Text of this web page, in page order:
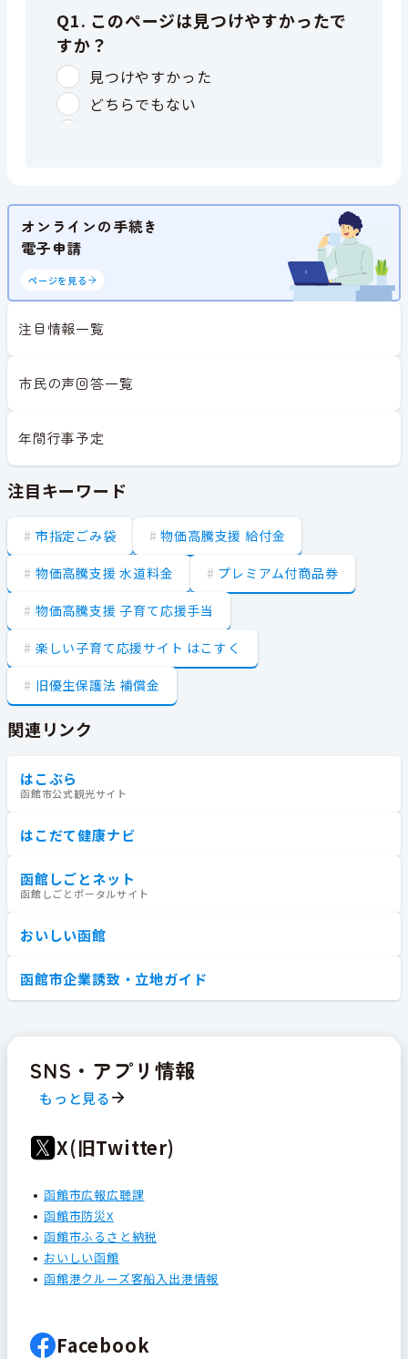
オンラインの手続き
電子申請
ページを見る
注目情報一覧
市民の声回答一覧
年間行事予定
注目キーワード
市指定ごみ袋 物価高騰支援 給付金
物価高騰支援 水道料金 プレミアム付商品券
物価高騰支援 子育て応援手当
楽しい子育て応援サイト はこすく
旧優生保護法 補償金
関連リンク
はこぶら
函館市公式観光サイト
はこだて健康ナビ
函館しごとネット
函館しごとポータルサイト
おいしい函館
函館市企業誘致・立地ガイド
SNS・アプリ情報
もっと見る
X(旧Twitter)
函館市広報広聴課
函館市防災X
函館市ふるさと納税
おいしい函館
函館港クルーズ客船入出港情報
Facebook